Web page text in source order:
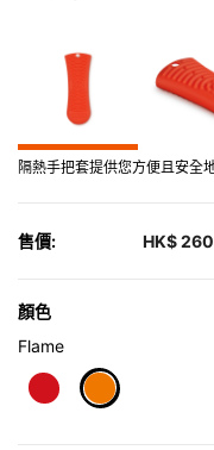
隔熱手把套提供您方便且安全
售價: HK$
顏色
Flame